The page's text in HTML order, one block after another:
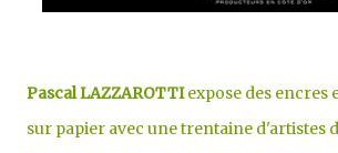
Pascal LAZZAROTTIexpose des encres
sur papier avec une trentaine d'artistes